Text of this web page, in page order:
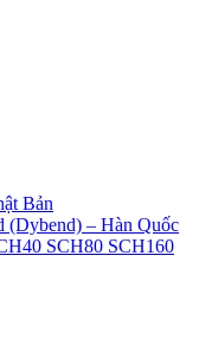
Bản
(Dybend) – Hàn Quốc
SCH80 SCH160